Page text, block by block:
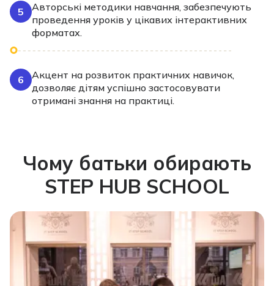
5
Авторські методики навчання, забезпечують
проведення уроків у цікавих інтерактивних
форматах.
6
Акцент на розвиток практичних навичок,
дозволяє дітям успішно застосовувати
отримані знання на практиці.
Чому батьки обирають
STEP HUB SCHOOL